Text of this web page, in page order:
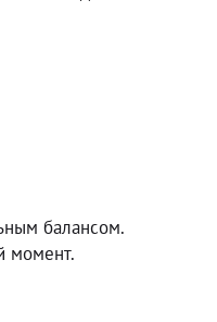
балансом.
момент.